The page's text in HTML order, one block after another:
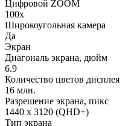
Цифровой ZOOM
100x
Широкоугольная камера
Да
Экран
Диагональ экрана, дюйм
6.9
Количество цветов дисплея
16 млн.
Разрешение экрана, пикс
1440 x 3120 (QHD+)
Тип экрана